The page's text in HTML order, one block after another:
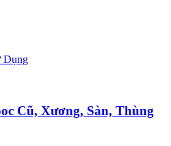
Dụng
Cũ, Xương, Sàn, Thùng